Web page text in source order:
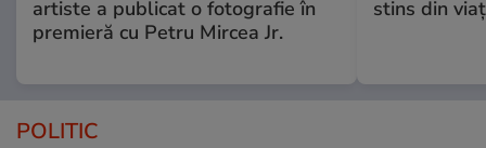
artiste a publicat o fotografie în
premieră cu Petru Mircea Jr.
stins din
POLITIC